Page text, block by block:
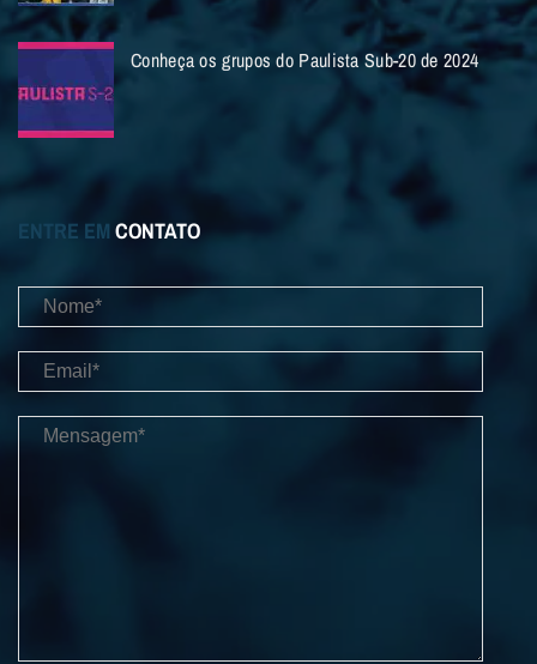
Conheça os grupos do Paulista Sub-20 de 2024
ENTRE EM CONTATO